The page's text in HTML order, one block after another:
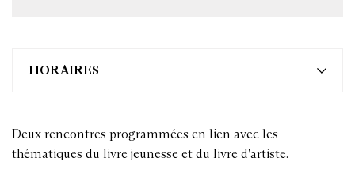
HORAIRES
Deux rencontres programmées en lien avec les
thématiques du livre jeunesse et du livre d'artiste.